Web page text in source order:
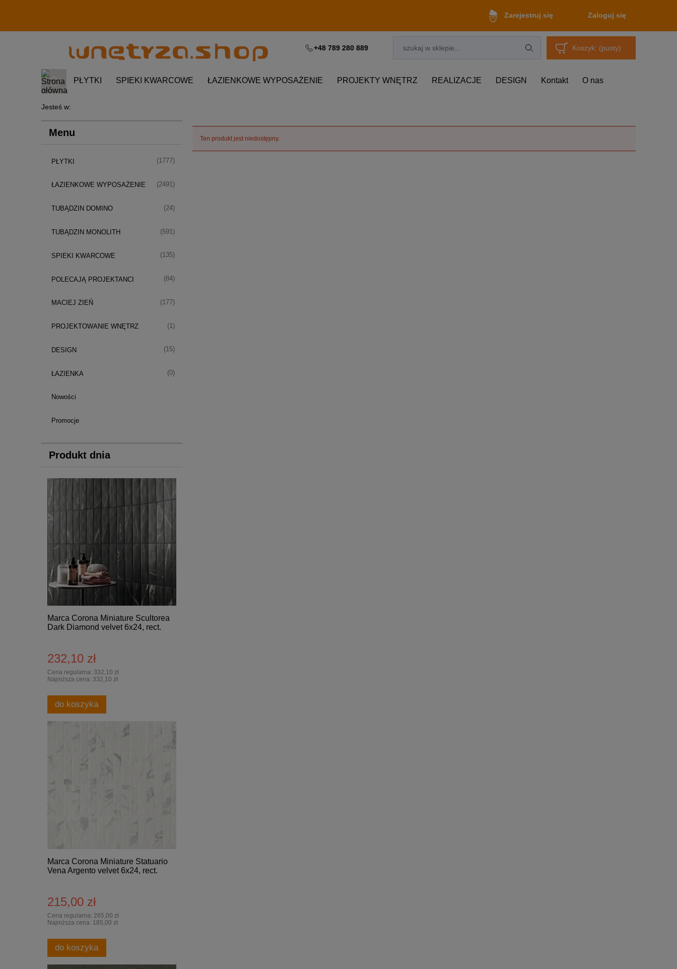
Zarejestruj się Zaloguj się
Koszyk: (pusty)
+48 789 280 889
PŁYTKI SPIEKI KWARCOWE ŁAZIENKOWE WYPOSAŻENIE PROJEKTY WNĘTRZ REALIZACJE DESIGN Kontakt O nas
Jesteś w:
Menu
PŁYTKI (1777)
ŁAZIENKOWE WYPOSAŻENIE (2491)
TUBĄDZIN DOMINO (24)
TUBĄDZIN MONOLITH (591)
SPIEKI KWARCOWE (135)
POLECAJĄ PROJEKTANCI (84)
MACIEJ ZIEŃ (177)
PROJEKTOWANIE WNĘTRZ (1)
DESIGN (15)
ŁAZIENKA (0)
Nowości
Promocje
Produkt dnia
Marca Corona Miniature Scultorea
Dark Diamond velvet 6x24, rect.
232,10 zł
Cena regularna: 332,10 zł
Najniższa cena: 332,10 zł
do koszyka
Marca Corona Miniature Statuario
Vena Argento velvet 6x24, rect.
215,00 zł
Cena regularna: 265,00 zł
Najniższa cena: 185,00 zł
do koszyka
Ten produkt jest niedostępny.